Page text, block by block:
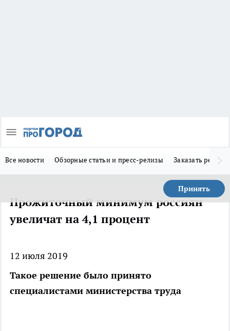
Все новости Обзорные статьи и пресс-релизы Заказать
Принять
Прожиточный минимум россиян
увеличат на 4,1 процент
12 июля 2019
Такое решение было принято
специалистами министерства труда